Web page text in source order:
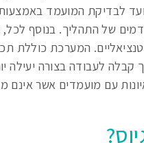
לבדיקת המועמד
של התהליך. בנוסף
המערכת כוללת
לעבודה בצורה יעילה
עם מועמדים אשר אינם